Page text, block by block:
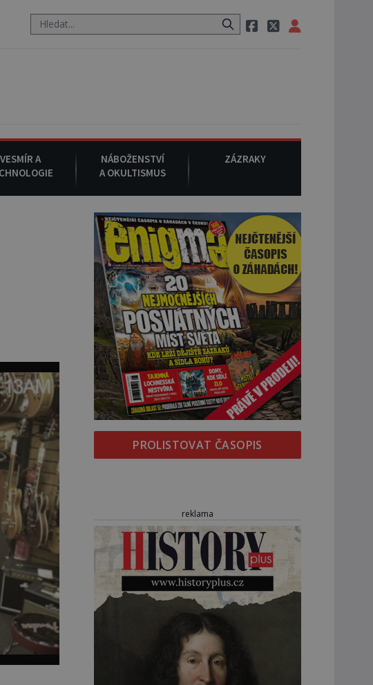
oblíbené restauraci, pak si na ulici zavolá taxi, nasedne do něj a už ho nikdy
VESMÍR A
NÁBOŽENSTVÍ
A OKULTISMUS
ZÁZRAKY
PROLISTOVAT ČASOPIS
reklama